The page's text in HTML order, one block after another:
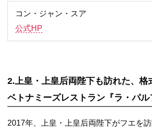
コン・ジャン・スア
公式HP
2.上皇・上皇后両陛下も訪れた、格
ベトナミーズレストラン『ラ・パル
2017年、上皇・上皇后両陛下がフエを